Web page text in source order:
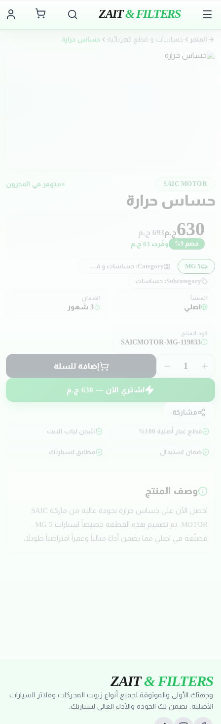
ZAIT& FILTERS
المتجر حساسات و قطع كهربائية حساس حرارة
SAIC MOTOR متوفر في المخزون
حساس حرارة
630ج.م693ج.م
خصم 9
% وفّرت 63 ج.م
MG 5
Category: حساسات و قطع كهربائية
Subcategory: حساسات
المنشأ
اصلي
الضمان
3 شهور
كود المنتج
SAICMOTOR-MG-119833
1 إضافة للسلة
اشتري الآن — 630 ج.م
مشاركة
قطع غيار أصلية 100% شحن لباب البيت
ضمان استبدال مطابق لسيارتك
وصف المنتج
احصل الآن على حساس حرارة بجودة عالية من ماركة SAIC
MOTOR. تم تصميم هذه القطعة خصيصاً لسيارات MG 5 .
مصنّعة في اصلي مما يضمن أداءً مثالياً وعمراً افتراضياً طويلاً.
ZAIT& FILTERS
وجهتك الأولى والموثوقة لجميع أنواع زيوت المحركات وفلاتر السيارات
الأصلية. نضمن لك الجودة والأداء العالي لسيارتك.